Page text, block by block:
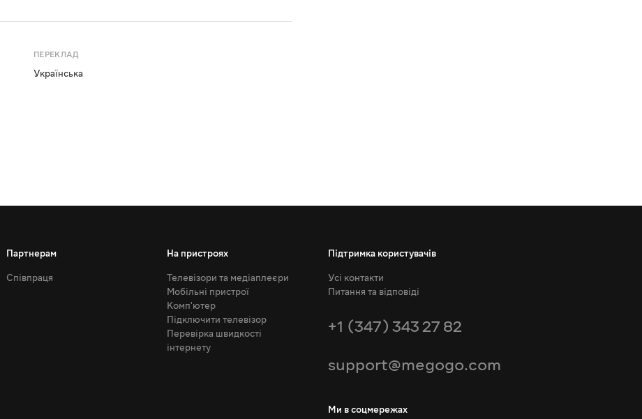
ПЕРЕКЛАД
Українська
Партнерам
Співпраця
На пристроях
Телевізори та медіаплеєри
Мобільні пристрої
Комп'ютер
Підключити телевізор
Перевірка швидкості
інтернету
Підтримка користувачів
Усі контакти
Питання та відповіді
+1 (347) 343 27 82
support@megogo.com
Ми в соцмережах